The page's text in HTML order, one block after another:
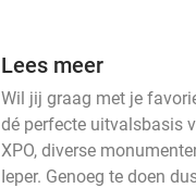
Lees meer
Wil jij graag met je
dé perfecte uitvalsbasis
XPO, diverse
Ieper. Genoeg te doen